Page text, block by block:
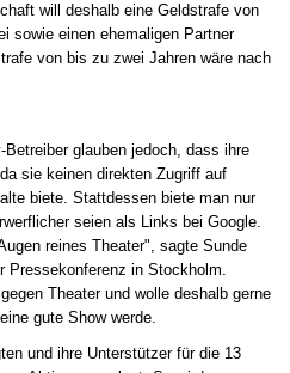
will deshalb eine Geldstrafe von
sowie einen ehemaligen Partner
von bis zu zwei Jahren wäre nach
glauben jedoch, dass ihre
sie keinen direkten Zugriff auf
biete. Stattdessen biete man nur
seien als Links bei Google.
reines Theater", sagte Sunde
Pressekonferenz in Stockholm.
Theater und wolle deshalb gerne
gute Show werde.
und ihre Unterstützer für die 13